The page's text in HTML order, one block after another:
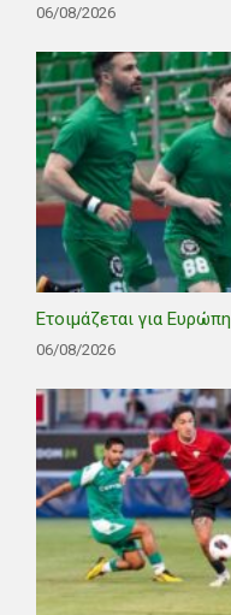
06/08/2026
Ετοιμάζεται για Ευρώπη
06/08/2026